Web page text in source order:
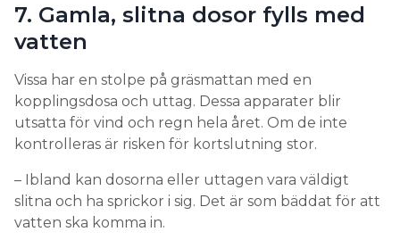
7. Gamla, slitna dosor fylls med
vatten
Vissa har en stolpe på gräsmattan med en
kopplingsdosa och uttag. Dessa apparater blir
utsatta för vind och regn hela året. Om de inte
kontrolleras är risken för kortslutning stor.
– Ibland kan dosorna eller uttagen vara väldigt
slitna och ha sprickor i sig. Det är som bäddat för att
vatten ska komma in.